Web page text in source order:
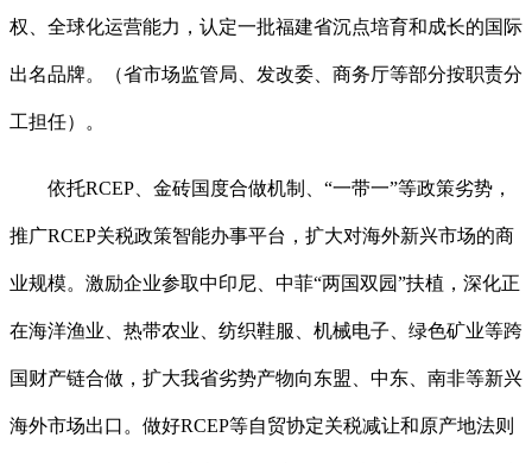
权、全球化运营能力，认定一批福建省沉点培育和成长的国际
出名品牌。（省市场监管局、发改委、商务厅等部分按职责分
工担任）。
依托RCEP、金砖国度合做机制、“一带一”等政策劣势，
推广RCEP关税政策智能办事平台，扩大对海外新兴市场的商
业规模。激励企业参取中印尼、中菲“两国双园”扶植，深化正
在海洋渔业、热带农业、纺织鞋服、机械电子、绿色矿业等跨
国财产链合做，扩大我省劣势产物向东盟、中东、南非等新兴
海外市场出口。做好RCEP等自贸协定关税减让和原产地法则